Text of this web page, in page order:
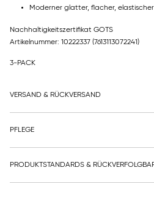
Moderner glatter, flacher,
Nachhaltigkeitszertifikat GOTS
Artikelnummer: 10222337 (7613113072241)
3-PACK
VERSAND & RÜCKVERSAND
PFLEGE
PRODUKTSTANDARDS &